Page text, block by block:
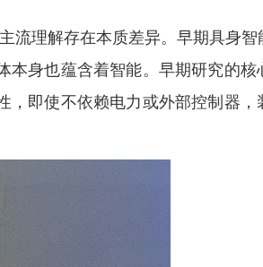
流理解存在本质差异。早期具身智
身也蕴含着智能。早期研究的核
，即使不依赖电力或外部控制器，